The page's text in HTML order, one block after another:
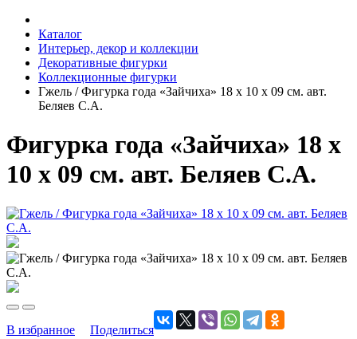
Каталог
Интерьер, декор и коллекции
Декоративные фигурки
Коллекционные фигурки
Гжель / Фигурка года «Зайчиха» 18 х 10 х 09 см. авт.
Беляев С.А.
Фигурка года «Зайчиха» 18 х
10 х 09 см. авт. Беляев С.А.
В избранное Поделиться